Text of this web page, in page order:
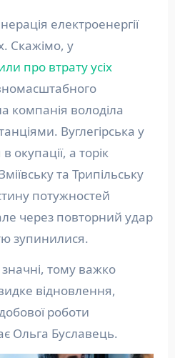
електроенергії
Скажімо, у
про втрату усіх
компанія володіла
Вуглегірська у
окупації, а торік
та Трипільську
потужностей
через повторний удар
зупинилися.
тому важко
відновлення,
роботи
Ольга Буславець.